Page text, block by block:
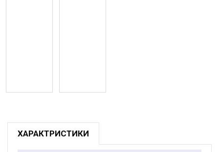
ХАРАКТРИСТИКИ